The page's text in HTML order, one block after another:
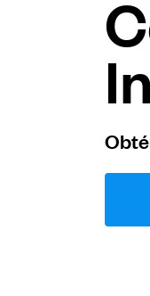
Iniciar
Descarga nuestra app